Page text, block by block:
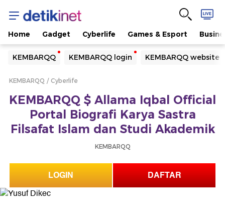
Home Gadget Cyberlife Games & Esport
KEMBARQQ KEMBARQQ login KEMBARQQ website
Yang sedang ramai dicari
Loading...
Loading...
KEMBARQQ Cyberlife
KEMBARQQ $ Allama Iqbal Official
Portal Biografi Karya Sastra
Filsafat Islam dan Studi Akademik
KEMBARQQ
LOGIN DAFTAR